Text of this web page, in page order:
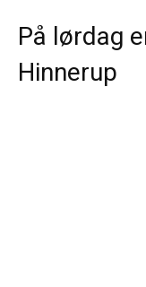
På lørdag
Hinnerup